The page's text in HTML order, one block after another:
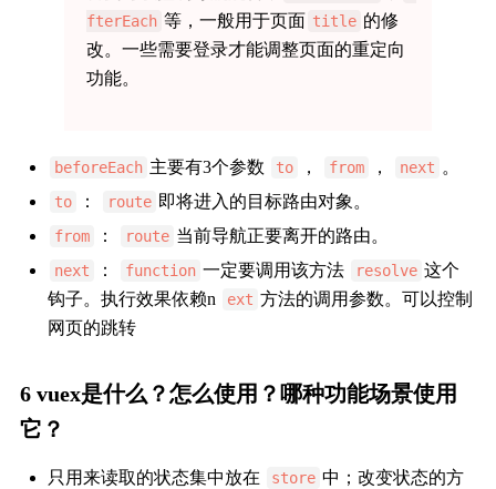
fterEach 等，一般用于页面 title 的修
改。一些需要登录才能调整页面的重定向
功能。
beforeEach 主要有3个参数 to ， from ， next 。
to ： route 即将进入的目标路由对象。
from ： route 当前导航正要离开的路由。
next ： function 一定要调用该方法 resolve 这个
钩子。执行效果依赖n
ext 方法的调用参数。可以控制
网页的跳转
6 vuex是什么？怎么使用？哪种功能场景使用
它？
只用来读取的状态集中放在 store 中；改变状态的方